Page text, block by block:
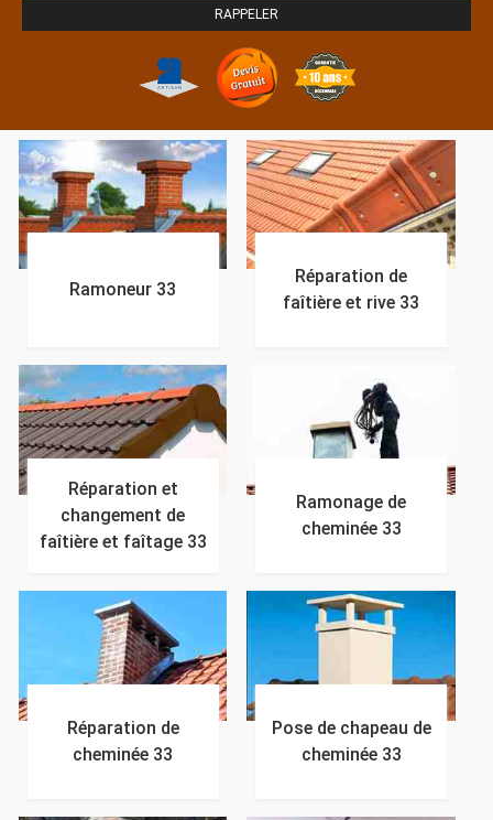
Ramoneur 33
Réparation de
faîtière et rive 33
Réparation et
changement de
faîtière et faîtage 33
Ramonage de
cheminée 33
Réparation de
cheminée 33
Pose de chapeau de
cheminée 33